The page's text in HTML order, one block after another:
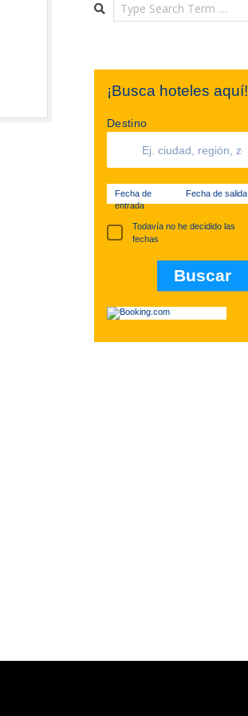
¡Busca hoteles aquí!
Destino
Fecha de
entrada
Fecha de salida
Todavía no he decidido las
fechas